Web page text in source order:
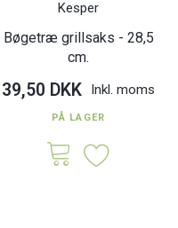
Kesper
Bøgetræ grillsaks - 28,5
cm.
39,50 DKK Inkl. moms
PÅ LAGER